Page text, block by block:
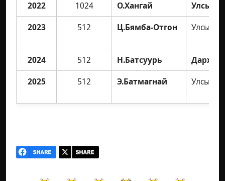
2022 1024 О.Хангай
Улсын
2023
512 Ц.Бямба-Отгон Улсын
2024 512 Н.Батсуурь
Дархан
2025
512 Э.Батмагнай Улсын